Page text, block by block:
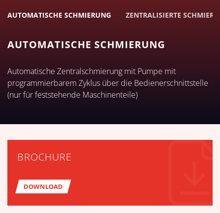
AUTOMATISCHE SCHMIERUNG ZENTRALISIERTE
AUTOMATISCHE SCHMIERUNG
Automatische Zentralschmierung mit Pumpe mit
programmierbarem Zyklus über die Bedienerschnittstelle
(nur für feststehende Maschinenteile)
BROCHURE
DOWNLOAD